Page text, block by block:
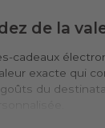
de la
cadeaux
exacte qui
du